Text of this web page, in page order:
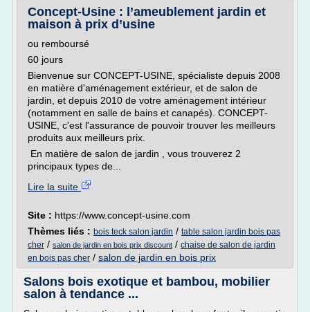
Concept-Usine : l’ameublement jardin et
maison à prix d’usine
ou remboursé
60 jours
Bienvenue sur CONCEPT-USINE, spécialiste depuis 2008
en matière d'aménagement extérieur, et de salon de
jardin, et depuis 2010 de votre aménagement intérieur
(notamment en salle de bains et canapés). CONCEPT-
USINE, c'est l'assurance de pouvoir trouver les meilleurs
produits aux meilleurs prix.
En matière de salon de jardin , vous trouverez 2
principaux types de...
Lire la suite
Site : https://www.concept-usine.com
Thèmes liés : bois teck salon jardin / table salon jardin bois pas
cher / salon de jardin en bois prix discount / chaise de salon de jardin
en bois pas cher / salon de jardin en bois prix
Salons bois exotique et bambou, mobilier
salon à tendance ...